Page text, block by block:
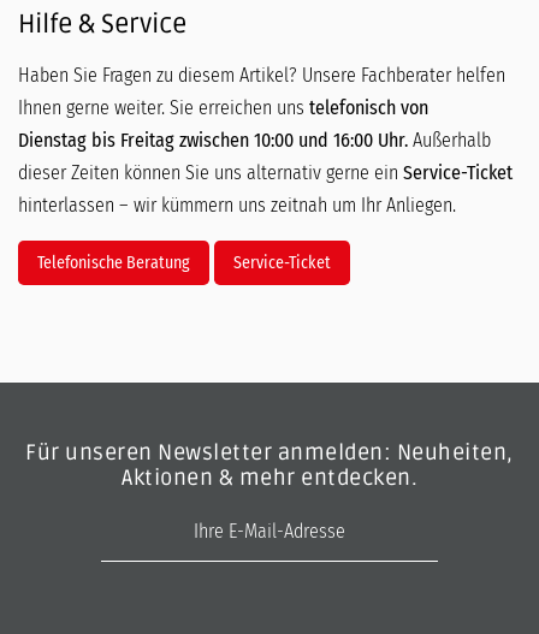
Hilfe & Service
Haben Sie Fragen zu diesem Artikel? Unsere Fachberater helfen
Ihnen gerne weiter. Sie erreichen uns telefonisch von
Dienstag bis Freitag zwischen 10:00 und 16:00 Uhr. Außerhalb
dieser Zeiten können Sie uns alternativ gerne ein Service-Ticket
hinterlassen – wir kümmern uns zeitnah um Ihr Anliegen.
Telefonische Beratung Service-Ticket
Für unseren Newsletter anmelden: Neuheiten,
Aktionen & mehr entdecken.